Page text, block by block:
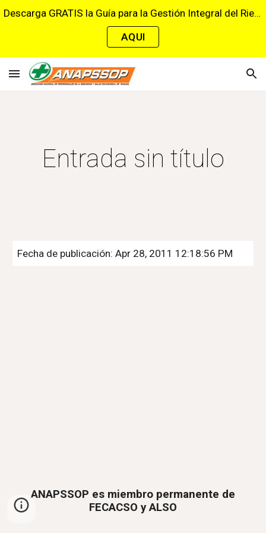
Skip to main content Skip to navigation
Descarga GRATIS la Guía para la Gestión Integral del Riesgo Cardiovascular en el Trabajo
AQUI
Entrada sin título
Fecha de publicación: Apr 28, 2011 12:18:56 PM
ANAPSSOP es miembro permanente de
FECACSO y ALSO